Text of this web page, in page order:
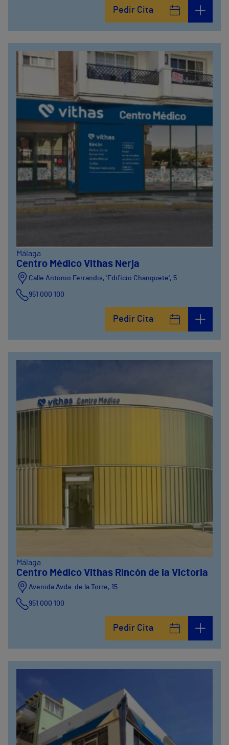
Pedir Cita
Málaga
Centro Médico Vithas Nerja
Calle Antonio Ferrandis, 'Edificio Chanquete', 5
951 000 100
Pedir Cita
Málaga
Centro Médico Vithas Rincón de la Victoria
Avenida Avda. de la Torre, 15
951 000 100
951 000 100
Pedir Cita